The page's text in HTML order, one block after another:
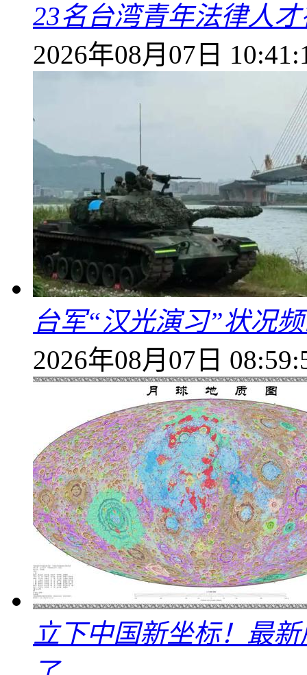
23名台湾青年法律人
2026年08月07日
台军“汉光演习”状况
2026年08月07日
立下中国新坐标！最